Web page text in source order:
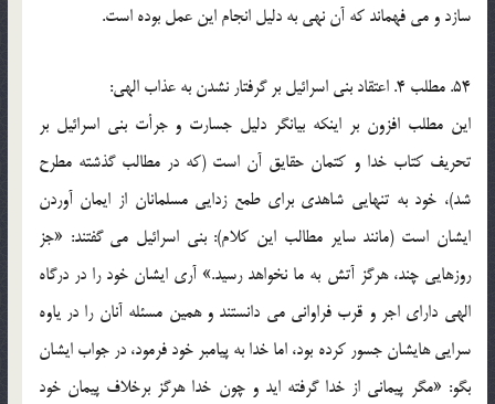
سازد و مي فهماند که آن نهي به دليل انجام اين عمل بوده است.
54. مطلب 4. اعتقاد بني اسرائيل بر گرفتار نشدن به عذاب الهي:
اين مطلب افزون بر اينکه بيانگر دليل جسارت و جرأت بني اسرائيل بر
تحريف کتاب خدا و کتمان حقايق آن است (که در مطالب گذشته مطرح
شد)، خود به تنهايي شاهدي براي طمع زدايي مسلمانان از ايمان آوردن
ايشان است (مانند ساير مطالب اين کلام): بني اسرائيل مي گفتند: «جز
روزهايي چند، هرگز آتش به ما نخواهد رسيد.» آري ايشان خود را در درگاه
الهي داراي اجر و قرب فراواني مي دانستند و همين مسئله آنان را در ياوه
سرايي هايشان جسور کرده بود، اما خدا به پيامبر خود فرمود، در جواب ايشان
بگو: «مگر پيماني از خدا گرفته ايد و چون خدا هرگز برخلاف پيمان خود